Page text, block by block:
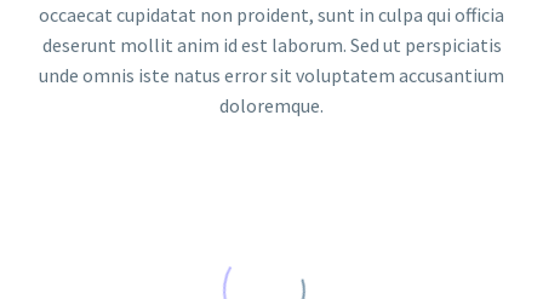
occaecat cupidatat non proident, sunt in culpa qui officia
deserunt mollit anim id est laborum. Sed ut perspiciatis
unde omnis iste natus error sit voluptatem accusantium
doloremque.